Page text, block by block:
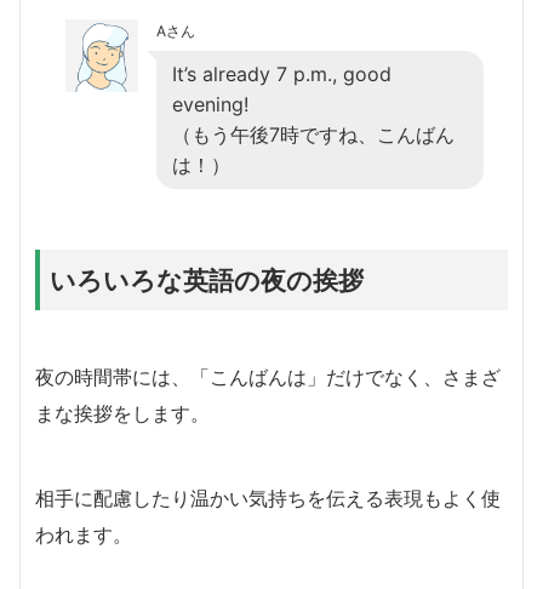
Aさん
It’s already 7 p.m., good
evening!
（もう午後7時ですね、こんばん
は！）
いろいろな英語の夜の挨拶
夜の時間帯には、「こんばんは」だけでなく、さまざ
まな挨拶をします。
相手に配慮したり温かい気持ちを伝える表現もよく使
われます。